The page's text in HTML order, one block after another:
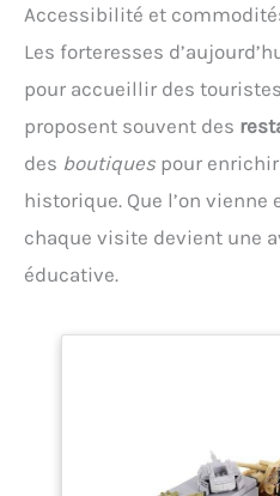
Accessibilité et
Les forteresses
pour accueillir des
proposent souvent des
des boutiques pour
historique. Que l’on
chaque visite devient une
éducative.